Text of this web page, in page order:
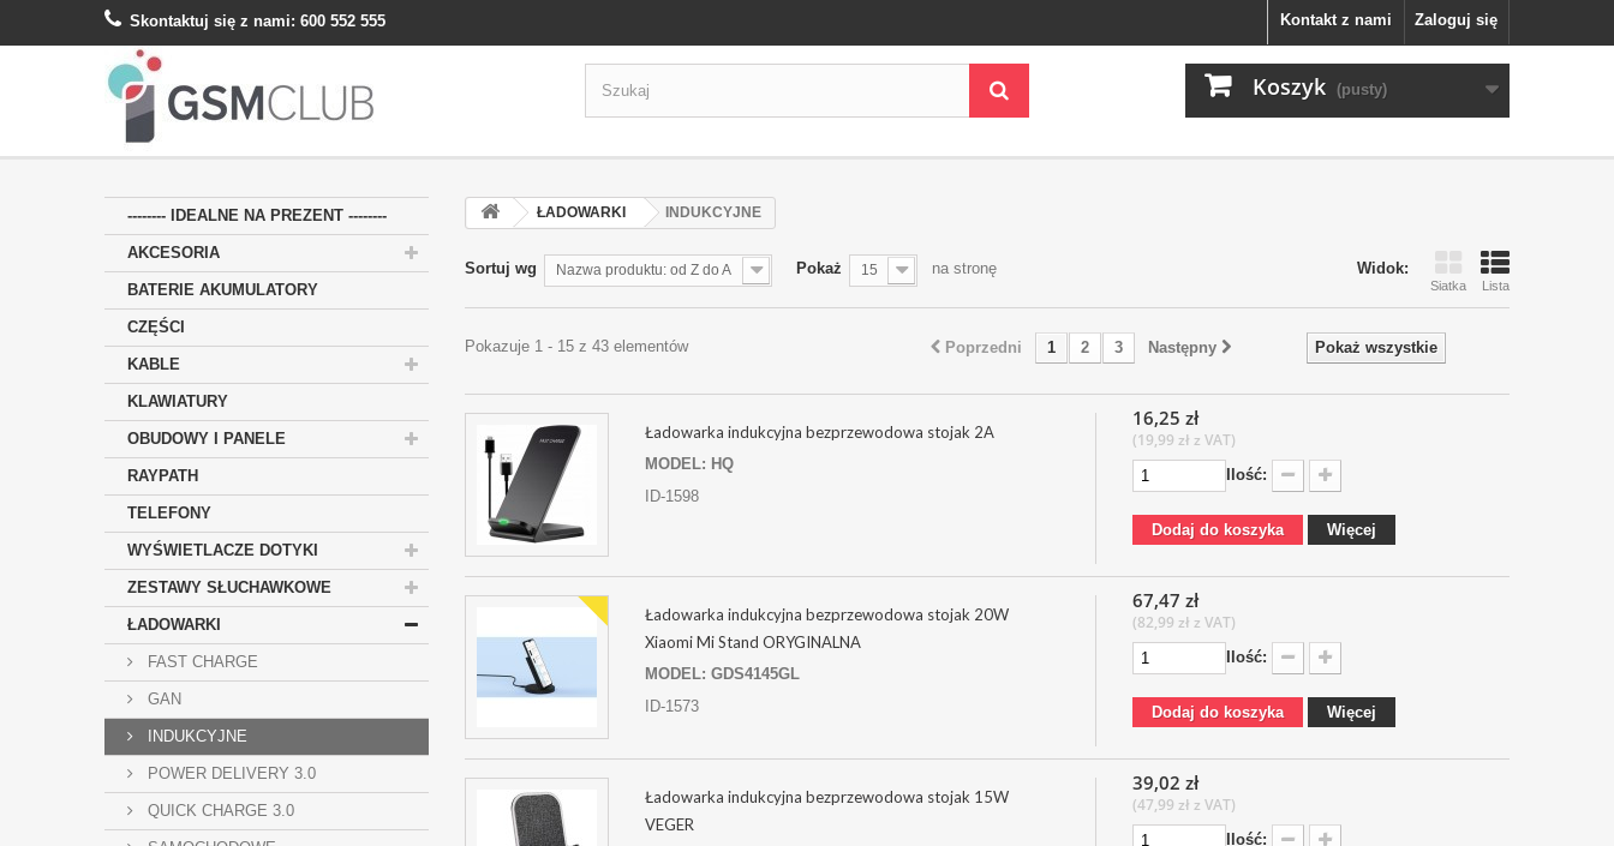
Zaloguj się
Kontakt z nami
Skontaktuj się z nami: 600 552 555
Koszyk (pusty)
-------- IDEALNE NA PREZENT --------
AKCESORIA
BATERIE AKUMULATORY
CZĘŚCI
KABLE
KLAWIATURY
OBUDOWY I PANELE
RAYPATH
TELEFONY
WYŚWIETLACZE DOTYKI
ZESTAWY SŁUCHAWKOWE
ŁADOWARKI
FAST CHARGE
GAN
INDUKCYJNE
POWER DELIVERY 3.0
QUICK CHARGE 3.0
ŁADOWARKI INDUKCYJNE
Widok:
Siatka Lista
Sortuj wg Nazwa produktu: od Z do A Pokaż 15 na stronę
Pokaż wszystkie
Poprzedni 1 2 3 Następny
Pokazuje 1 - 15 z 43 elementów
Ładowarka indukcyjna bezprzewodowa stojak 2A
MODEL: HQ
ID-1598
16,25 zł
(19,99 zł z VAT)
Ilość:
Dodaj do koszyka Więcej
Ładowarka indukcyjna bezprzewodowa stojak 20W
Xiaomi Mi Stand ORYGINALNA
MODEL: GDS4145GL
ID-1573
67,47 zł
(82,99 zł z VAT)
Ilość:
Dodaj do koszyka Więcej
Ładowarka indukcyjna bezprzewodowa stojak 15W
VEGER
39,02 zł
(47,99 zł z VAT)
Ilość: